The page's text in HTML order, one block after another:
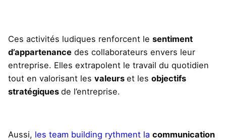
Ces activités ludiques renforcent le sentiment
d’appartenance des collaborateurs envers leur
entreprise. Elles extrapolent le travail du quotidien
tout en valorisant les valeurs et les objectifs
stratégiques de l’entreprise.
Aussi, les team building rythment la communication